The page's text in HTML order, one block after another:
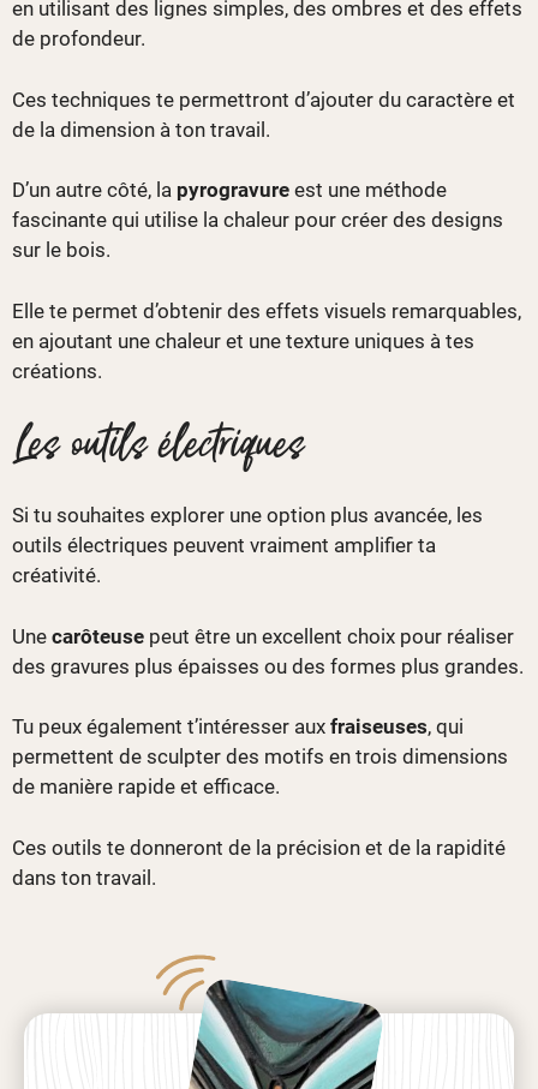
en utilisant des lignes simples, des ombres et des effets
de profondeur.
Ces techniques te permettront d’ajouter du caractère et
de la dimension à ton travail.
D’un autre côté, la pyrogravure est une méthode
fascinante qui utilise la chaleur pour créer des designs
sur le bois.
Elle te permet d’obtenir des effets visuels remarquables,
en ajoutant une chaleur et une texture uniques à tes
créations.
Les outils électriques
Si tu souhaites explorer une option plus avancée, les
outils électriques peuvent vraiment amplifier ta
créativité.
Une carôteuse peut être un excellent choix pour réaliser
des gravures plus épaisses ou des formes plus grandes.
Tu peux également t’intéresser aux fraiseuses, qui
permettent de sculpter des motifs en trois dimensions
de manière rapide et efficace.
Ces outils te donneront de la précision et de la rapidité
dans ton travail.